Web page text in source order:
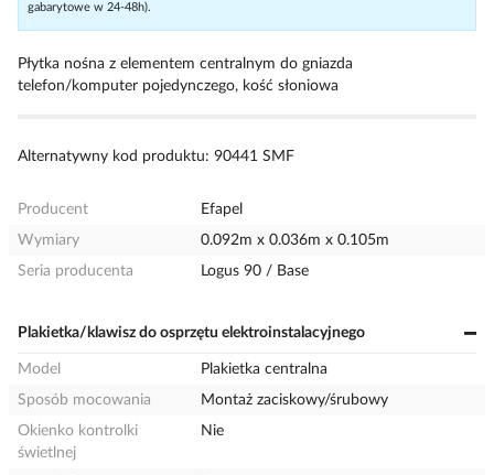
gabarytowe w 24-48h).
Płytka nośna z elementem centralnym do gniazda
telefon/komputer pojedynczego, kość słoniowa
Alternatywny kod produktu: 90441 SMF
Producent
Efapel
Wymiary
0.092m x 0.036m x 0.105m
Seria producenta
Logus 90 / Base
Plakietka/klawisz do osprzętu elektroinstalacyjnego
Model
Plakietka centralna
Sposób mocowania
Montaż zaciskowy/śrubowy
Okienko kontrolki
świetlnej
Nie